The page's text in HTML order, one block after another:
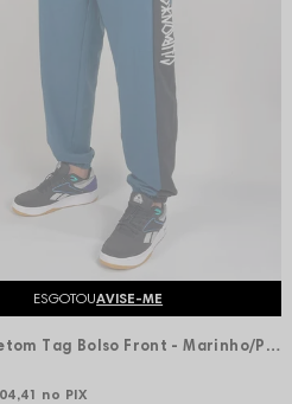
ESGOTOUAVISE-ME
Calça Moletom Tag Bolso Front - Marinho/Preto
no PIX